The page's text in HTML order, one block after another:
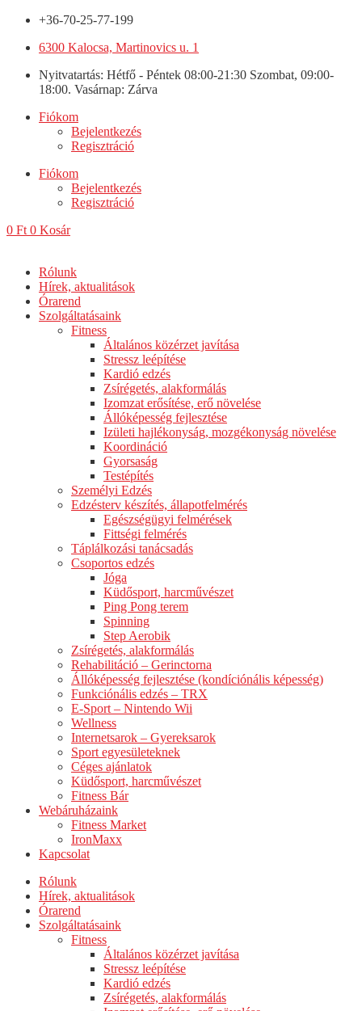
+36-70-25-77-199
6300 Kalocsa, Martinovics u. 1
Nyitvatartás: Hétfő - Péntek 08:00-21:30 Szombat, 09:00-
18:00. Vasárnap: Zárva
Fiókom
Bejelentkezés
Regisztráció
Fiókom
Bejelentkezés
Regisztráció
0 Ft 0 Kosár
Rólunk
Hírek, aktualitások
Órarend
Szolgáltatásaink
Fitness
Általános közérzet javítása
Stressz leépítése
Kardió edzés
Zsírégetés, alakformálás
Izomzat erősítése, erő növelése
Állóképesség fejlesztése
Izületi hajlékonyság, mozgékonyság növelése
Koordináció
Gyorsaság
Testépítés
Személyi Edzés
Edzésterv készítés, állapotfelmérés
Egészségügyi felmérések
Fittségi felmérés
Táplálkozási tanácsadás
Csoportos edzés
Jóga
Küdősport, harcművészet
Ping Pong terem
Spinning
Step Aerobik
Zsírégetés, alakformálás
Rehabilitáció – Gerinctorna
Állóképesség fejlesztése (kondíciónális képesség)
Funkciónális edzés – TRX
E-Sport – Nintendo Wii
Wellness
Internetsarok – Gyereksarok
Sport egyesületeknek
Céges ajánlatok
Küdősport, harcművészet
Fitness Bár
Webáruházaink
Fitness Market
IronMaxx
Kapcsolat
Rólunk
Hírek, aktualitások
Órarend
Szolgáltatásaink
Fitness
Általános közérzet javítása
Stressz leépítése
Kardió edzés
Zsírégetés, alakformálás